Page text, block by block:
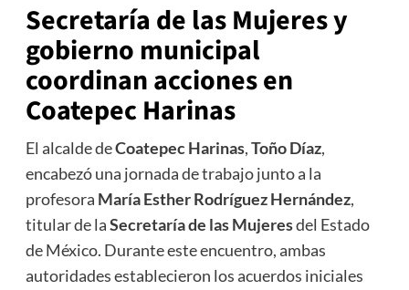
Secretaría de las Mujeres y
gobierno municipal
coordinan acciones en
Coatepec Harinas
El alcalde deCoatepec Harinas,Toño Díaz,
encabezó una jornada de trabajo junto a la
profesora María Esther Rodríguez Hernández,
titular de laSecretaría de las Mujeresdel Estado
de México. Durante este encuentro, ambas
autoridades establecieron los acuerdos iniciales